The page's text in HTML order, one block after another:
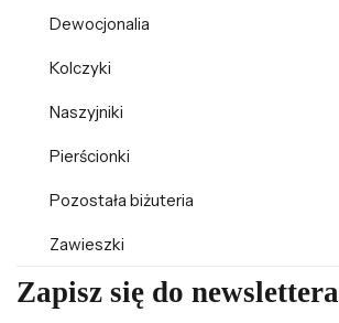
Dewocjonalia
Kolczyki
Naszyjniki
Pierścionki
Pozostała biżuteria
Zawieszki
Zapisz się do newslettera